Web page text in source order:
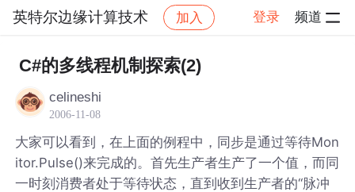
英特尔边缘计算技术 加入 登录 频道
社区 英特尔边缘计算技术
C#的多线程机制探索(2)
celineshi
2006-11-08
大家可以看到，在上面的例程中，同步是通过等待Mon
itor.Pulse()来完成的。首先生产者生产了一个值，而同
一时刻消费者处于等待状态，直到收到生产者的“脉冲